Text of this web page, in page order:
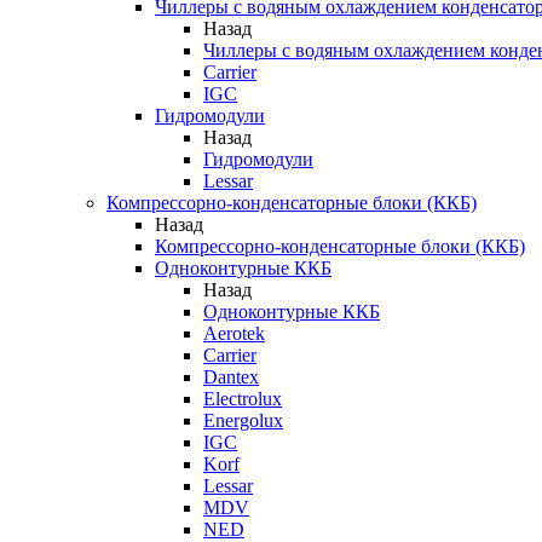
Чиллеры с водяным охлаждением
Назад
Чиллеры с водяным охлаждением
Carrier
IGC
Гидромодули
Назад
Гидромодули
Lessar
Компрессорно-конденсаторные блоки (ККБ)
Назад
Компрессорно-конденсаторные блоки (ККБ)
Одноконтурные ККБ
Назад
Одноконтурные ККБ
Aerotek
Carrier
Dantex
Electrolux
Energolux
IGC
Korf
Lessar
MDV
NED